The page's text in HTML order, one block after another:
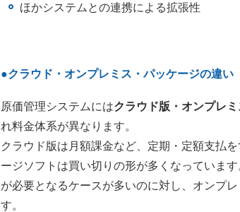
ほかシステムとの連携による拡張性
●クラウド・オンプレミス・パッケージの違い
原価管理システムにはクラウド版・オンプレ
れ料金体系が異なります。
クラウド版は月額課金など、定期・定額支払
ージソフトは買い切りの形が多くなっていま
が必要となるケースが多いのに対し、オンプ
す。